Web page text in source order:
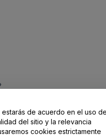
estarás de acuerdo en el uso
del sitio y la relevancia
cookies estrictamente